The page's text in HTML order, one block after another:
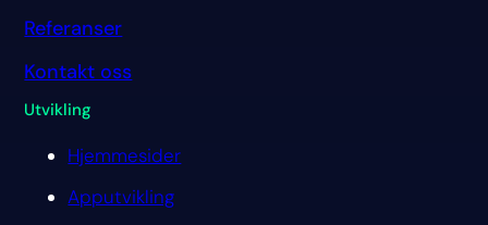
Referanser
Kontakt oss
Utvikling
Hjemmesider
Apputvikling